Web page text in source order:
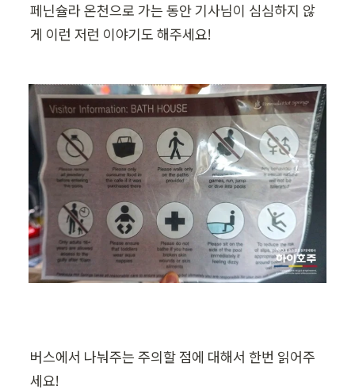
페닌슐라 온천으로 가는 동안 기사님이 심심하지 않
게 이런 저런 이야기도 해주세요!
버스에서 나눠주는 주의할 점에 대해서 한번 읽어주
세요!